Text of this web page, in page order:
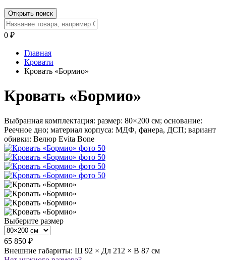
Открыть поиск
0 ₽
Главная
Кровати
Кровать «Бормио»
Кровать «Бормио»
Выбранная комплектация: размер: 80×200 см; основание:
Реечное дно; материал корпуса: МДФ, фанера, ДСП; вариант
обивки: Велюр Evita Bone
Выберите размер
65 850 ₽
Внешние габариты: Ш 92 × Дл 212 × В 87 см